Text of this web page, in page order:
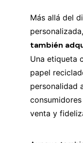
Más allá del
personalizada,
también
Una etiqueta
papel
personalidad
venta y